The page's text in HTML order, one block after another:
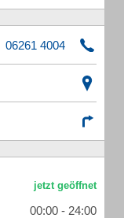
00:00 - 24:00